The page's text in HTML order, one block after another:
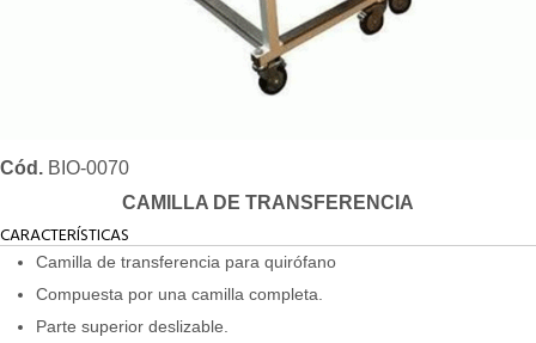
Cód. BIO-0070
CAMILLA DE TRANSFERENCIA
CARACTERÍSTICAS
Camilla de transferencia para quirófano
Compuesta por una camilla completa.
Parte superior deslizable.